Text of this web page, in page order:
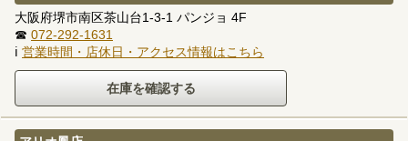
大阪府堺市南区茶山台1-3-1 パンジョ 4F
☎ 072-292-1631
ℹ 営業時間・店休日・アクセス情報はこちら